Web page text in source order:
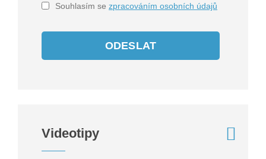
Souhlasím se zpracováním osobních údajů
ODESLAT
Videotipy